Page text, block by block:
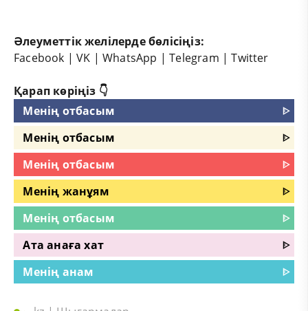
Әлеуметтік желілерде бөлісіңіз:
Facebook |VK |WhatsApp |Telegram |Twitter
Қарап көріңіз 👇
Менің отбасым
ᐈ
Менің отбасым
ᐈ
Менің отбасым
ᐈ
Менің жанұям
ᐈ
Менің отбасым
ᐈ
Ата анаға хат
ᐈ
Менің анам
ᐈ